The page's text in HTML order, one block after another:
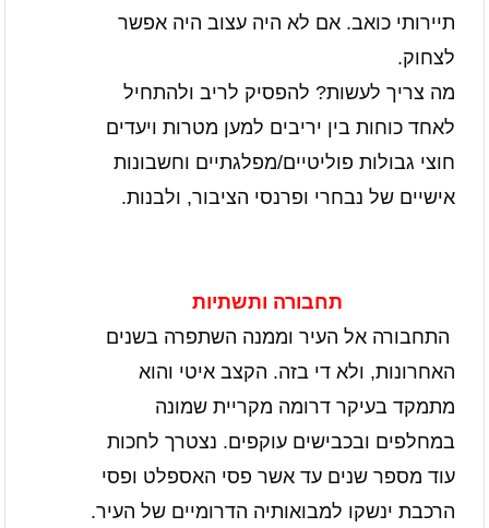
תיירותי כואב. אם לא היה עצוב היה אפשר
לצחוק.
מה צריך לעשות? להפסיק לריב ולהתחיל
לאחד כוחות בין יריבים למען מטרות ויעדים
חוצי גבולות פוליטיים/מפלגתיים וחשבונות
אישיים של נבחרי ופרנסי הציבור, ולבנות.
תחבורה ותשתיות
התחבורה אל העיר וממנה השתפרה בשנים
האחרונות, ולא די בזה. הקצב איטי והוא
מתמקד בעיקר דרומה מקריית שמונה
במחלפים ובכבישים עוקפים. נצטרך לחכות
עוד מספר שנים עד אשר פסי האספלט ופסי
הרכבת ינשקו למבואותיה הדרומיים של העיר.